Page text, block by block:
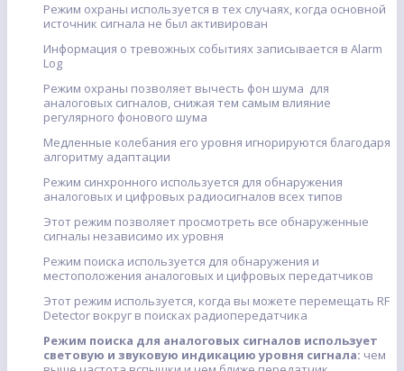
Режим охраны используется в тех случаях, когда основной
источник сигнала не был активирован
Информация о тревожных событиях записывается в Alarm
Log
Режим охраны позволяет вычесть фон шума для
аналоговых сигналов, снижая тем самым влияние
регулярного фонового шума
Медленные колебания его уровня игнорируются благодаря
алгоритму адаптации
Режим синхронного используется для обнаружения
аналоговых и цифровых радиосигналов всех типов
Этот режим позволяет просмотреть все обнаруженные
сигналы независимо их уровня
Режим поиска используется для обнаружения и
местоположения аналоговых и цифровых передатчиков
Этот режим используется, когда вы можете перемещать RF
Detector вокруг в поисках радиопередатчика
Режим поиска для аналоговых сигналов использует
световую и звуковую индикацию уровня сигнала: чем